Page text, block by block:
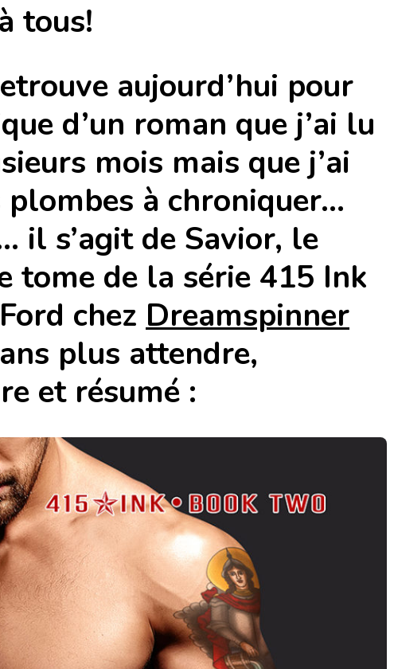
tous!
aujourd’hui pour
d’un roman que j’ai lu
mois mais que j’ai
à chroniquer…
il s’agit de Savior, le
tome de la série 415 Ink
chez Dreamspinner
plus attendre,
et résumé :